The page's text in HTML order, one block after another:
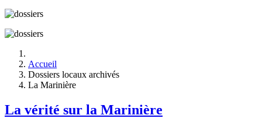
Accueil
Dossiers locaux archivés
La Marinière
La vérité sur la Marinière